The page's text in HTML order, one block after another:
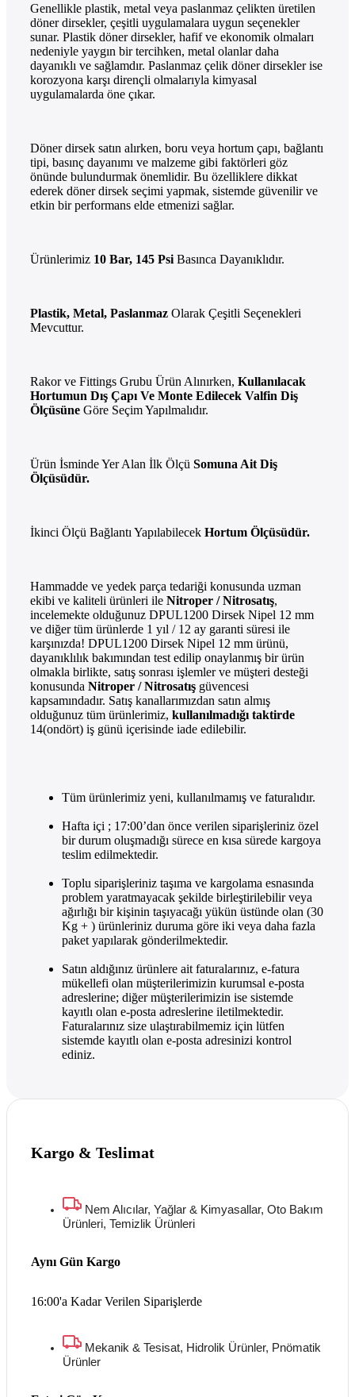
Genellikle plastik, metal veya paslanmaz çelikten üretilen
döner dirsekler, çeşitli uygulamalara uygun seçenekler
sunar. Plastik döner dirsekler, hafif ve ekonomik olmaları
nedeniyle yaygın bir tercihken, metal olanlar daha
dayanıklı ve sağlamdır. Paslanmaz çelik döner dirsekler ise
korozyona karşı dirençli olmalarıyla kimyasal
uygulamalarda öne çıkar.
Döner dirsek satın alırken, boru veya hortum çapı, bağlantı
tipi, basınç dayanımı ve malzeme gibi faktörleri göz
önünde bulundurmak önemlidir. Bu özelliklere dikkat
ederek döner dirsek seçimi yapmak, sistemde güvenilir ve
etkin bir performans elde etmenizi sağlar.
Ürünlerimiz 10 Bar, 145 Psi Basınca Dayanıklıdır.
Plastik, Metal, Paslanmaz Olarak Çeşitli Seçenekleri
Mevcuttur.
Rakor ve Fittings Grubu Ürün Alınırken, Kullanılacak
Hortumun Dış Çapı Ve Monte Edilecek Valfin Diş
Ölçüsüne Göre Seçim Yapılmalıdır.
Ürün İsminde Yer Alan İlk Ölçü Somuna Ait Diş
Ölçüsüdür.
İkinci Ölçü Bağlantı Yapılabilecek Hortum Ölçüsüdür.
Hammadde ve yedek parça tedariği konusunda uzman
ekibi ve kaliteli ürünleri ile Nitroper / Nitrosatış,
incelemekte olduğunuz DPUL1200 Dirsek Nipel 12 mm
ve diğer tüm ürünlerde 1 yıl / 12 ay garanti süresi ile
karşınızda! DPUL1200 Dirsek Nipel 12 mm ürünü,
dayanıklılık bakımından test edilip onaylanmış bir ürün
olmakla birlikte, satış sonrası işlemler ve müşteri desteği
konusunda Nitroper / Nitrosatış güvencesi
kapsamındadır. Satış kanallarımızdan satın almış
olduğunuz tüm ürünlerimiz, kullanılmadığı taktirde
14(ondört) iş günü içerisinde iade edilebilir.
Tüm ürünlerimiz yeni, kullanılmamış ve faturalıdır.
Hafta içi ; 17:00’dan önce verilen siparişleriniz özel
bir durum oluşmadığı sürece en kısa sürede kargoya
teslim edilmektedir.
Toplu siparişleriniz taşıma ve kargolama esnasında
problem yaratmayacak şekilde birleştirilebilir veya
ağırlığı bir kişinin taşıyacağı yükün üstünde olan (30
Kg + ) ürünleriniz duruma göre iki veya daha fazla
paket yapılarak gönderilmektedir.
Satın aldığınız ürünlere ait faturalarınız, e-fatura
mükellefi olan müşterilerimizin kurumsal e-posta
adreslerine; diğer müşterilerimizin ise sistemde
kayıtlı olan e-posta adreslerine iletilmektedir.
Faturalarınız size ulaştırabilmemiz için lütfen
sistemde kayıtlı olan e-posta adresinizi kontrol
ediniz.
Kargo & Teslimat
Nem Alıcılar, Yağlar & Kimyasallar, Oto Bakım
Ürünleri, Temizlik Ürünleri
16:00'a Kadar Verilen Siparişlerde
Aynı Gün Kargo
Mekanik & Tesisat, Hidrolik Ürünler, Pnömatik
Ürünler